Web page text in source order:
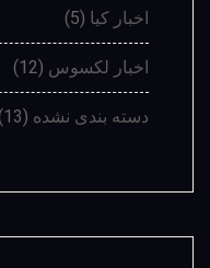
اخبار کیا (5)
اخبار لکسوس (12)
دسته بندی نشده (13)